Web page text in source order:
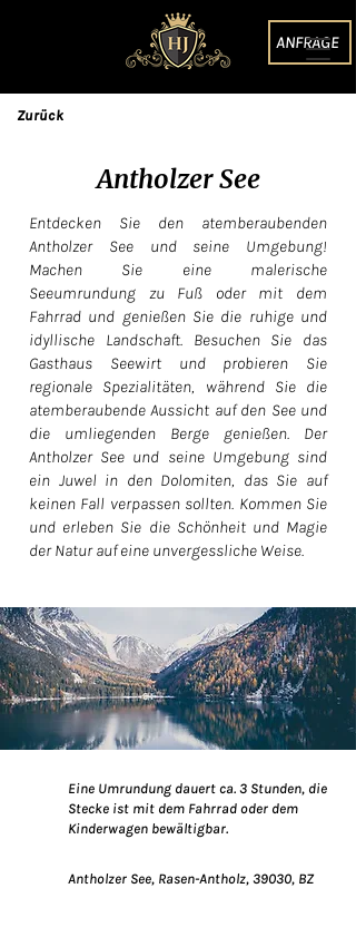
ANFRAGE
Zurück
Antholzer See
Entdecken Sie den atemberaubenden
Antholzer See und seine Umgebung!
Machen Sie eine malerische
Seeumrundung zu Fuß oder mit dem
Fahrrad und genießen Sie die ruhige und
idyllische Landschaft. Besuchen Sie das
Gasthaus Seewirt und probieren Sie
regionale Spezialitäten, während Sie die
atemberaubende Aussicht auf den See und
die umliegenden Berge genießen. Der
Antholzer See und seine Umgebung sind
ein Juwel in den Dolomiten, das Sie auf
keinen Fall verpassen sollten. Kommen Sie
und erleben Sie die Schönheit und Magie
der Natur auf eine unvergessliche Weise.
Eine Umrundung dauert ca. 3 Stunden, die
Stecke ist mit dem Fahrrad oder dem
Kinderwagen bewältigbar.
Antholzer See, Rasen-Antholz, 39030, BZ